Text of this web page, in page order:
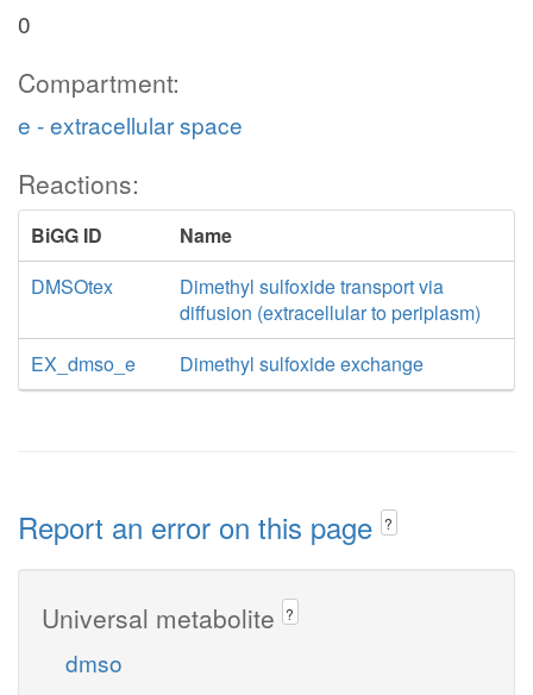
0
Compartment:
e - extracellular space
Reactions:
BiGG ID
Name
DMSOtex
Dimethyl sulfoxide transport via
diffusion (extracellular to periplasm)
EX_dmso_e
Dimethyl sulfoxide exchange
Report an error on this page ?
Universal metabolite ?
dmso